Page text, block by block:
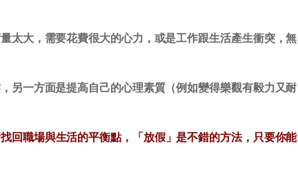
太大，需要花費很大的心力，或是工作跟生活產生衝突，無
另一方面是提高自己的心理素質（例如變得樂觀有毅力又耐
回職場與生活的平衡點，「放假」是不錯的方法，只要你能